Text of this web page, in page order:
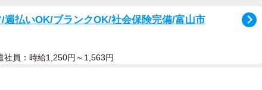
週払いOK/ブランクOK/社会保険完備/富山市
社員：時給1,250円～1,563円